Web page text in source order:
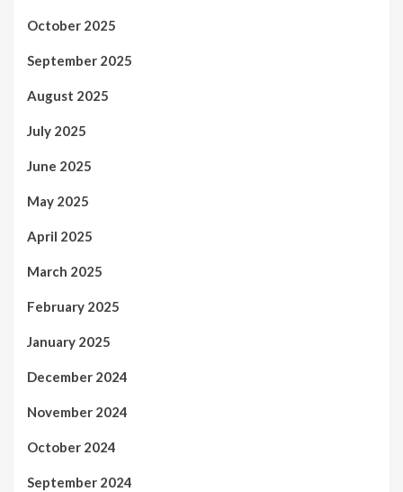
October 2025
September 2025
August 2025
July 2025
June 2025
May 2025
April 2025
March 2025
February 2025
January 2025
December 2024
November 2024
October 2024
September 2024